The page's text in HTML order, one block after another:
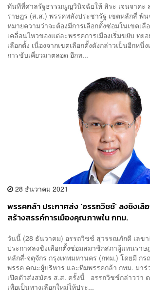
ทันทีที่ศาลรัฐธรรมนูญวินิจฉัยให้ สิระ เจนจาคะ
ราษฎร (ส.ส.) พรรคพลังประชารัฐ เขตหลักสี่ พ้
หมายความว่าจะต้องมีการเลือกตั้งซ่อมในเขตเ
เคลื่อนไหวของแต่ละพรรคการเมืองเริ่มขยับ ทย
เลือกตั้ง เนื่องจากเขตเลือกตั้งดังกล่าวเป็นอีกหนึ่
การขับเคี่ยวมาตลอด อีกท...
28 ธันวาคม 2021
พรรคกล้า ประกาศส่ง ‘อรรถวิชช์’ ลงชิงเ
สร้างสรรค์การเมืองคุณภาพใน กทม.
วันนี้ (28 ธันวาคม) อรรถวิชช์ สุวรรณภักดี เลข
ประกาศลงชิงเลือกตั้งซ่อมสมาชิกสภาผู้แทนราษ
หลักสี่-จตุจักร กรุงเทพมหานคร (กทม.) โดยมี ก
พรรค คณะผู้บริหาร และทีมพรรคกล้า กทม. มาร่
เปิดตัวส่งสมัคร ส.ส. ครั้งนี้ อรรถวิชช์กล่าวว่า
เพื่อเป็นทางเลือกใหม่ให้ประ...